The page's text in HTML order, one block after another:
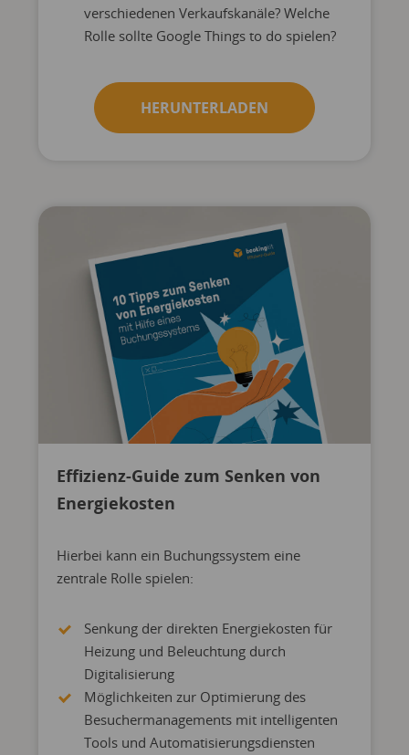
verschiedenen Verkaufskanäle? Welche
Rolle sollte Google Things to do spielen?
HERUNTERLADEN
Effizienz-Guide zum Senken von
Energiekosten
Hierbei kann ein Buchungssystem eine
zentrale Rolle spielen:
Senkung der direkten Energiekosten für
Heizung und Beleuchtung durch
Digitalisierung
Möglichkeiten zur Optimierung des
Besuchermanagements mit intelligenten
Tools und Automatisierungsdiensten